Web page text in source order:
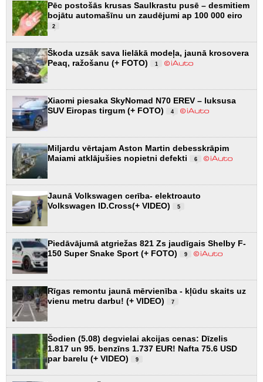
Pēc postošās krusas Saulkrastu pusē – desmitiem
bojātu automašīnu un zaudējumi ap 100 000 eiro
2
Škoda uzsāk sava lielākā modeļa, jaunā krosovera
Peaq, ražošanu (+ FOTO)
1
Xiaomi piesaka SkyNomad N70 EREV – luksusa
SUV Eiropas tirgum (+ FOTO)
4
Miljardu vērtajam Aston Martin debesskrāpim
Maiami atklājušies nopietni defekti
6
Jaunā Volkswagen cerība- elektroauto
Volkswagen ID.Cross(+ VIDEO)
5
Piedāvājumā atgriežas 821 Zs jaudīgais Shelby F-
150 Super Snake Sport (+ FOTO)
9
Rīgas remontu jaunā mērvienība - kļūdu skaits uz
vienu metru darbu! (+ VIDEO)
7
Šodien (5.08) degvielai akcijas cenas: Dīzelis
1.817 un 95. benzīns 1.737 EUR! Nafta 75.6 USD
par barelu (+ VIDEO)
9